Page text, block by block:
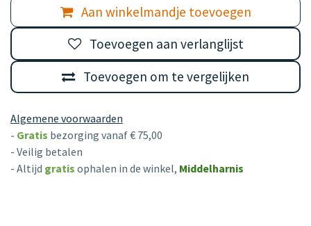
Aan winkelmandje toevoegen
Toevoegen om te vergelijken
Toevoegen aan verlanglijst
Algemene voorwaarden
- Gratis bezorging vanaf € 75,00
- Veilig betalen
- Altijd gratis ophalen in de winkel, Middelharnis